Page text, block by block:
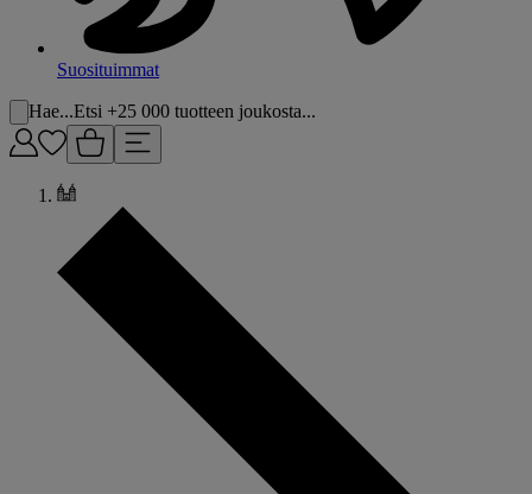
Suosituimmat
Hae...Etsi +25 000 tuotteen joukosta...